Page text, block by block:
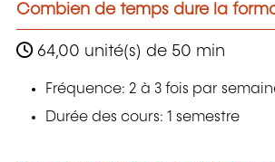
Combien de temps dure la
64,00 unité(s) de 50 min
Fréquence: 2 à 3 fois par
Durée des cours: 1 semestre